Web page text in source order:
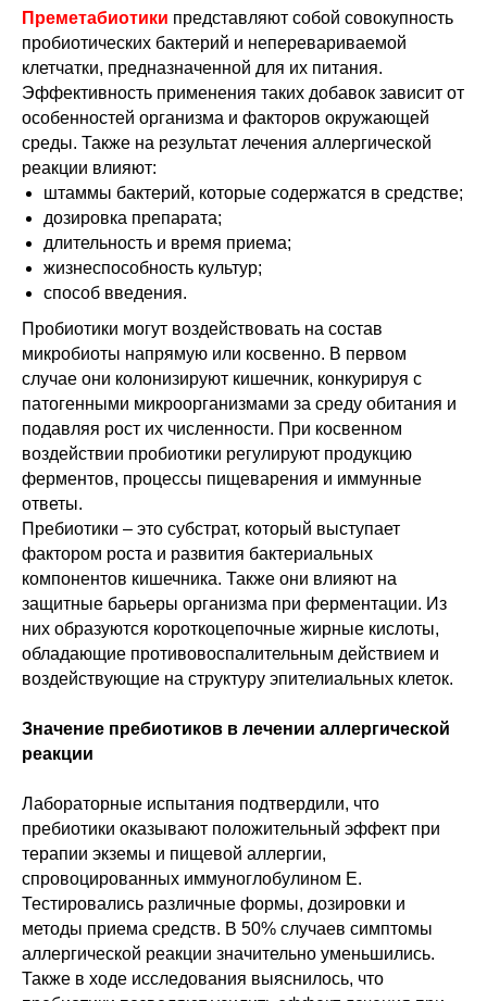
Преметабиотики представляют собой совокупность
пробиотических бактерий и неперевариваемой
клетчатки, предназначенной для их питания.
Эффективность применения таких добавок зависит от
особенностей организма и факторов окружающей
среды. Также на результат лечения аллергической
реакции влияют:
штаммы бактерий, которые содержатся в средстве;
дозировка препарата;
длительность и время приема;
жизнеспособность культур;
способ введения.
Пробиотики могут воздействовать на состав
микробиоты напрямую или косвенно. В первом
случае они колонизируют кишечник, конкурируя с
патогенными микроорганизмами за среду обитания и
подавляя рост их численности. При косвенном
воздействии пробиотики регулируют продукцию
ферментов, процессы пищеварения и иммунные
ответы.
Пребиотики – это субстрат, который выступает
фактором роста и развития бактериальных
компонентов кишечника. Также они влияют на
защитные барьеры организма при ферментации. Из
них образуются короткоцепочные жирные кислоты,
обладающие противовоспалительным действием и
воздействующие на структуру эпителиальных клеток.
Значение пребиотиков в лечении аллергической
реакции
Лабораторные испытания подтвердили, что
пребиотики оказывают положительный эффект при
терапии экземы и пищевой аллергии,
спровоцированных иммуноглобулином E.
Тестировались различные формы, дозировки и
методы приема средств. В 50% случаев симптомы
аллергической реакции значительно уменьшились.
Также в ходе исследования выяснилось, что